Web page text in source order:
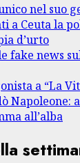
nel suo
a Ceuta la
d’urto
fake news
a “La
all’alba